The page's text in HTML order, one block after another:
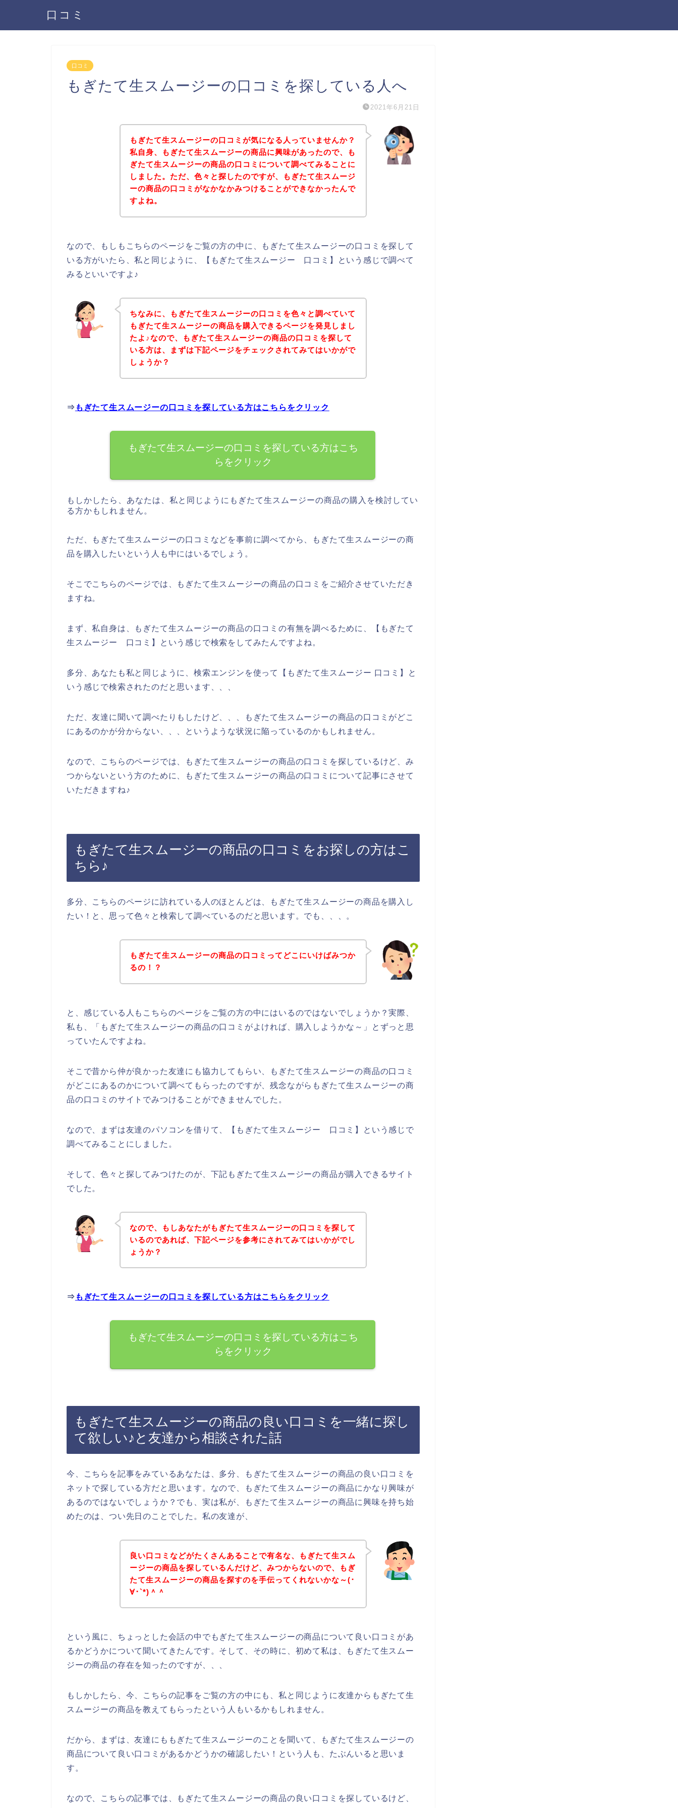
口コミ
口コミ
もぎたて生スムージーの口コミを探している人へ
2021年6月21日
もぎたて生スムージーの口コミが気になる人っていませんか？
私自身、もぎたて生スムージーの商品に興味があったので、も
ぎたて生スムージーの商品の口コミについて調べてみることに
しました。ただ、色々と探したのですが、もぎたて生スムージ
ーの商品の口コミがなかなかみつけることができなかったんで
すよね。
なので、もしもこちらのページをご覧の方の中に、もぎたて生スムージーの口コミを探して
いる方がいたら、私と同じように、【もぎたて生スムージー 口コミ】という感じで調べて
みるといいですよ♪
ちなみに、もぎたて生スムージーの口コミを色々と調べていて
もぎたて生スムージーの商品を購入できるページを発見しまし
たよ♪なので、もぎたて生スムージーの商品の口コミを探して
いる方は、まずは下記ページをチェックされてみてはいかがで
しょうか？
⇒ もぎたて生スムージーの口コミを探している方はこちらをクリック
もぎたて生スムージーの口コミを探している方はこち
らをクリック
もしかしたら、あなたは、私と同じようにもぎたて生スムージーの商品の購入を検討してい
る方かもしれません。
ただ、もぎたて生スムージーの口コミなどを事前に調べてから、もぎたて生スムージーの商
品を購入したいという人も中にはいるでしょう。
そこでこちらのページでは、もぎたて生スムージーの商品の口コミをご紹介させていただき
ますね。
まず、私自身は、もぎたて生スムージーの商品の口コミの有無を調べるために、【もぎたて
生スムージー 口コミ】という感じで検索をしてみたんですよね。
多分、あなたも私と同じように、検索エンジンを使って【もぎたて生スムージー 口コミ】と
いう感じで検索されたのだと思います、、、
ただ、友達に聞いて調べたりもしたけど、、、もぎたて生スムージーの商品の口コミがどこ
にあるのかが分からない、、、というような状況に陥っているのかもしれません。
なので、こちらのページでは、もぎたて生スムージーの商品の口コミを探しているけど、み
つからないという方のために、もぎたて生スムージーの商品の口コミについて記事にさせて
いただきますね♪
もぎたて生スムージーの商品の口コミをお探しの方はこ
ちら♪
多分、こちらのページに訪れている人のほとんどは、もぎたて生スムージーの商品を購入し
たい！と、思って色々と検索して調べているのだと思います。でも、、、。
もぎたて生スムージーの商品の口コミってどこにいけばみつか
るの！？
と、感じている人もこちらのページをご覧の方の中にはいるのではないでしょうか？実際、
私も、「もぎたて生スムージーの商品の口コミがよければ、購入しようかな～」とずっと思
っていたんですよね。
そこで昔から仲が良かった友達にも協力してもらい、もぎたて生スムージーの商品の口コミ
がどこにあるのかについて調べてもらったのですが、残念ながらもぎたて生スムージーの商
品の口コミのサイトでみつけることができませんでした。
なので、まずは友達のパソコンを借りて、【もぎたて生スムージー 口コミ】という感じで
調べてみることにしました。
そして、色々と探してみつけたのが、下記もぎたて生スムージーの商品が購入できるサイト
でした。
なので、もしあなたがもぎたて生スムージーの口コミを探して
いるのであれば、下記ページを参考にされてみてはいかがでし
ょうか？
⇒ もぎたて生スムージーの口コミを探している方はこちらをクリック
もぎたて生スムージーの口コミを探している方はこち
らをクリック
もぎたて生スムージーの商品の良い口コミを一緒に探し
て欲しい♪と友達から相談された話
今、こちらを記事をみているあなたは、多分、もぎたて生スムージーの商品の良い口コミを
ネットで探している方だと思います。なので、もぎたて生スムージーの商品にかなり興味が
あるのではないでしょうか？でも、実は私が、もぎたて生スムージーの商品に興味を持ち始
めたのは、つい先日のことでした。私の友達が、
良い口コミなどがたくさんあることで有名な、もぎたて生スム
ージーの商品を探しているんだけど、みつからないので、もぎ
たて生スムージーの商品を探すのを手伝ってくれないかな～(･
∀･`*)＾＾
という風に、ちょっとした会話の中でもぎたて生スムージーの商品について良い口コミがあ
るかどうかについて聞いてきたんです。そして、その時に、初めて私は、もぎたて生スムー
ジーの商品の存在を知ったのですが、、、
もしかしたら、今、こちらの記事をご覧の方の中にも、私と同じように友達からもぎたて生
スムージーの商品を教えてもらったという人もいるかもしれません。
だから、まずは、友達にももぎたて生スムージーのことを聞いて、もぎたて生スムージーの
商品について良い口コミがあるかどうかの確認したい！という人も、たぶんいると思いま
す。
なので、こちらの記事では、もぎたて生スムージーの商品の良い口コミを探しているけど、